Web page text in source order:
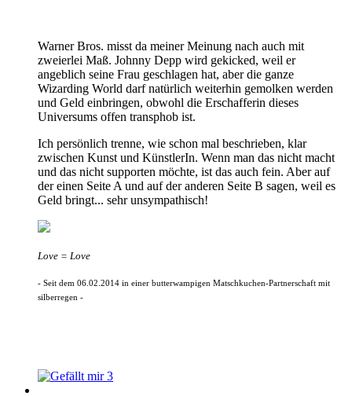
Warner Bros. misst da meiner Meinung nach auch mit
zweierlei Maß. Johnny Depp wird gekicked, weil er
angeblich seine Frau geschlagen hat, aber die ganze
Wizarding World darf natürlich weiterhin gemolken werden
und Geld einbringen, obwohl die Erschafferin dieses
Universums offen transphob ist.
Ich persönlich trenne, wie schon mal beschrieben, klar
zwischen Kunst und KünstlerIn. Wenn man das nicht macht
und das nicht supporten möchte, ist das auch fein. Aber auf
der einen Seite A und auf der anderen Seite B sagen, weil es
Geld bringt... sehr unsympathisch!
Love = Love
- Seit dem 06.02.2014 in einer butterwampigen Matschkuchen-Partnerschaft mit
silberregen -
3